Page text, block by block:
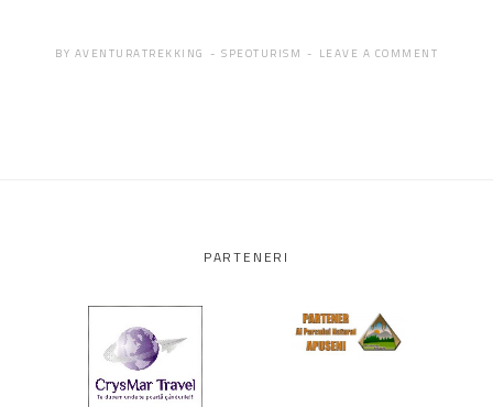
BY AVENTURATREKKING SPEOTURISM LEAVE A COMMENT
PARTENERI